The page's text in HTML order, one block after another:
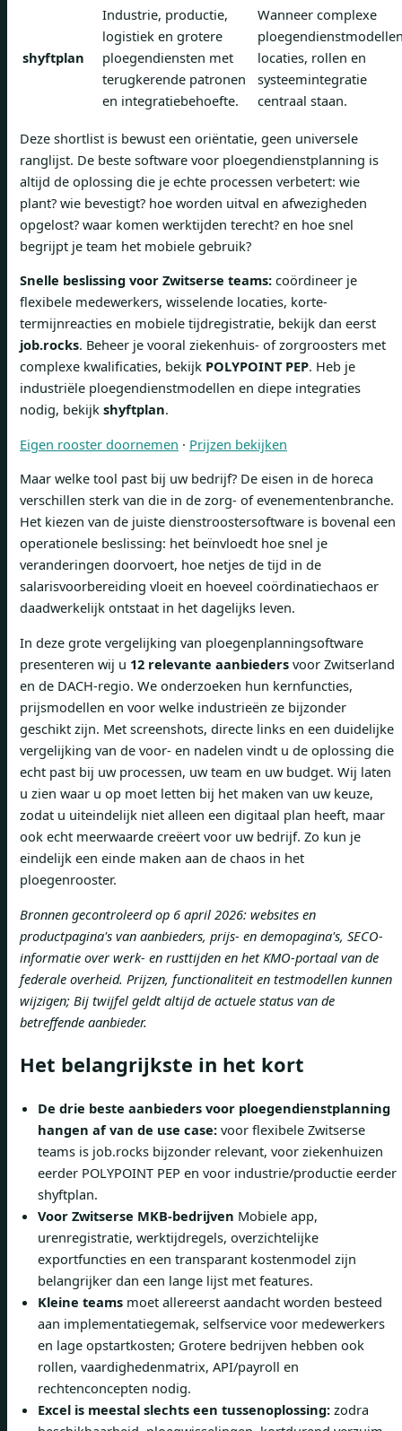
shyftplan
Industrie, productie,
logistiek en grotere
ploegendiensten met
terugkerende patronen
en integratiebehoefte.
Wanneer complexe
locaties, rollen en
systeemintegratie
centraal staan.
Deze shortlist is bewust een oriëntatie, geen universele
ranglijst. De beste software voor ploegendienstplanning is
altijd de oplossing die je echte processen verbetert: wie
plant? wie bevestigt? hoe worden uitval en afwezigheden
opgelost? waar komen werktijden terecht? en hoe snel
begrijpt je team het mobiele gebruik?
Snelle beslissing voor Zwitserse teams: coördineer je
flexibele medewerkers, wisselende locaties, korte-
termijnreacties en mobiele tijdregistratie, bekijk dan eerst
job.rocks. Beheer je vooral ziekenhuis- of zorgroosters met
complexe kwalificaties, bekijk POLYPOINT PEP. Heb je
industriële ploegendienstmodellen en diepe integraties
nodig, bekijk shyftplan.
Eigen rooster doornemen · Prijzen bekijken
Maar welke tool past bij uw bedrijf? De eisen in de horeca
verschillen sterk van die in de zorg- of evenementenbranche.
Het kiezen van de juiste dienstroostersoftware is bovenal een
operationele beslissing: het beïnvloedt hoe snel je
veranderingen doorvoert, hoe netjes de tijd in de
salarisvoorbereiding vloeit en hoeveel coördinatiechaos er
daadwerkelijk ontstaat in het dagelijks leven.
In deze grote vergelijking van ploegenplanningsoftware
presenteren wij u 12 relevante aanbieders voor Zwitserland
en de DACH-regio. We onderzoeken hun kernfuncties,
prijsmodellen en voor welke industrieën ze bijzonder
geschikt zijn. Met screenshots, directe links en een duidelijke
vergelijking van de voor- en nadelen vindt u de oplossing die
echt past bij uw processen, uw team en uw budget. Wij laten
u zien waar u op moet letten bij het maken van uw keuze,
zodat u uiteindelijk niet alleen een digitaal plan heeft, maar
ook echt meerwaarde creëert voor uw bedrijf. Zo kun je
eindelijk een einde maken aan de chaos in het
ploegenrooster.
Bronnen gecontroleerd op 6 april 2026: websites en
productpagina's van aanbieders, prijs- en demopagina's, SECO-
informatie over werk- en rusttijden en het KMO-portaal van de
federale overheid. Prijzen, functionaliteit en testmodellen kunnen
wijzigen; Bij twijfel geldt altijd de actuele status van de
betreffende aanbieder.
Het belangrijkste in het kort
De drie beste aanbieders voor ploegendienstplanning
hangen af van de use case: voor flexibele Zwitserse
teams is job.rocks bijzonder relevant, voor ziekenhuizen
eerder POLYPOINT PEP en voor industrie/productie eerder
shyftplan.
Voor Zwitserse MKB-bedrijven Mobiele app,
urenregistratie, werktijdregels, overzichtelijke
exportfuncties en een transparant kostenmodel zijn
belangrijker dan een lange lijst met features.
Kleine teams moet allereerst aandacht worden besteed
aan implementatiegemak, selfservice voor medewerkers
en lage opstartkosten; Grotere bedrijven hebben ook
rollen, vaardighedenmatrix, API/payroll en
rechtenconcepten nodig.
Excel is meestal slechts een tussenoplossing: zodra